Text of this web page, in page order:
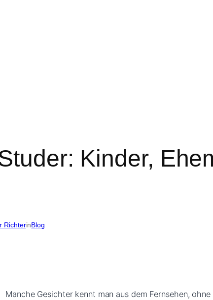
Kinder,
RichterinBlog
Manche Gesichter kennt man aus dem Fernsehen,